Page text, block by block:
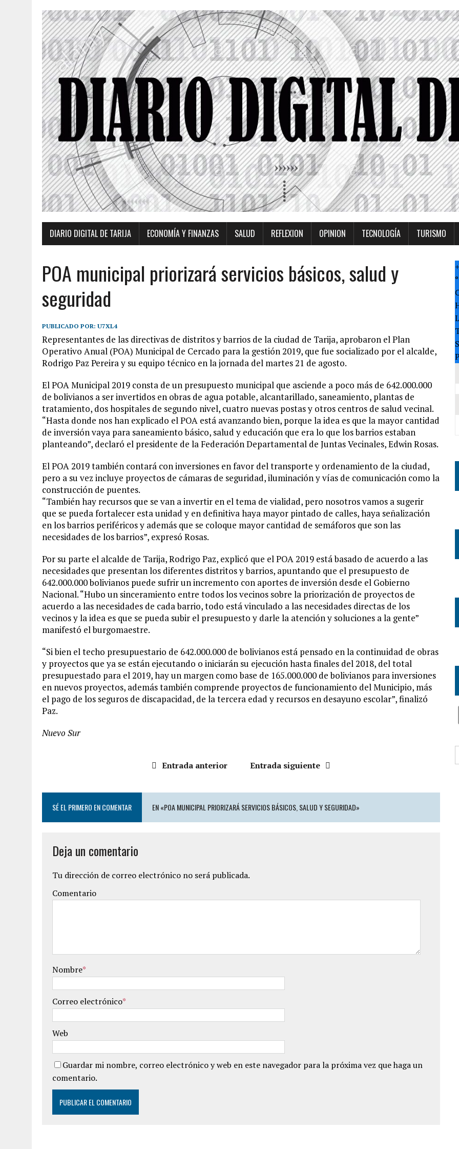
DIARIO DIGITAL DE TARIJA ECONOMÍA Y FINANZAS SALUD REFLEXION OPINION TECNOLOGÍA TURISMO
POA municipal priorizará servicios básicos, salud y
seguridad
PUBLICADO POR: U7XL4
Representantes de las directivas de distritos y barrios de la ciudad de Tarija, aprobaron el Plan
Operativo Anual (POA) Municipal de Cercado para la gestión 2019, que fue socializado por el alcalde,
Rodrigo Paz Pereira y su equipo técnico en la jornada del martes 21 de agosto.
El POA Municipal 2019 consta de un presupuesto municipal que asciende a poco más de 642.000.000
de bolivianos a ser invertidos en obras de agua potable, alcantarillado, saneamiento, plantas de
tratamiento, dos hospitales de segundo nivel, cuatro nuevas postas y otros centros de salud vecinal.
“Hasta donde nos han explicado el POA está avanzando bien, porque la idea es que la mayor cantidad
de inversión vaya para saneamiento básico, salud y educación que era lo que los barrios estaban
planteando”, declaró el presidente de la Federación Departamental de Juntas Vecinales, Edwin Rosas.
El POA 2019 también contará con inversiones en favor del transporte y ordenamiento de la ciudad,
pero a su vez incluye proyectos de cámaras de seguridad, iluminación y vías de comunicación como la
construcción de puentes.
“También hay recursos que se van a invertir en el tema de vialidad, pero nosotros vamos a sugerir
que se pueda fortalecer esta unidad y en definitiva haya mayor pintado de calles, haya señalización
en los barrios periféricos y además que se coloque mayor cantidad de semáforos que son las
necesidades de los barrios”, expresó Rosas.
Por su parte el alcalde de Tarija, Rodrigo Paz, explicó que el POA 2019 está basado de acuerdo a las
necesidades que presentan los diferentes distritos y barrios, apuntando que el presupuesto de
642.000.000 bolivianos puede sufrir un incremento con aportes de inversión desde el Gobierno
Nacional. “Hubo un sinceramiento entre todos los vecinos sobre la priorización de proyectos de
acuerdo a las necesidades de cada barrio, todo está vinculado a las necesidades directas de los
vecinos y la idea es que se pueda subir el presupuesto y darle la atención y soluciones a la gente”
manifestó el burgomaestre.
“Si bien el techo presupuestario de 642.000.000 de bolivianos está pensado en la continuidad de obras
y proyectos que ya se están ejecutando o iniciarán su ejecución hasta finales del 2018, del total
presupuestado para el 2019, hay un margen como base de 165.000.000 de bolivianos para inversiones
en nuevos proyectos, además también comprende proyectos de funcionamiento del Municipio, más
el pago de los seguros de discapacidad, de la tercera edad y recursos en desayuno escolar”, finalizó
Paz.
Nuevo Sur
Entrada anterior Entrada siguiente
SÉ EL PRIMERO EN COMENTAR EN «POA MUNICIPAL PRIORIZARÁ SERVICIOS BÁSICOS, SALUD Y SEGURIDAD»
Deja un comentario
Tu dirección de correo electrónico no será publicada.
Comentario
Nombre*
Correo electrónico*
Web
Guardar mi nombre, correo electrónico y web en este navegador para la próxima vez que haga un
comentario.
+
°